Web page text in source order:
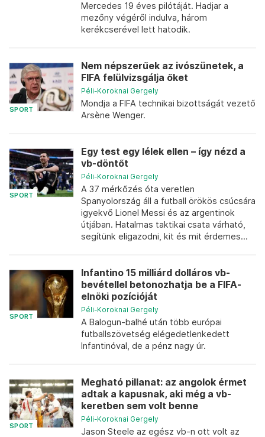
Mercedes 19 éves pilótáját. Hadjar a
mezőny végéről indulva, három
kerékcserével lett hatodik.
SPORT
Nem népszerűek az ivószünetek, a
FIFA felülvizsgálja őket
Péli-Koroknai Gergely
Mondja a FIFA technikai bizottságát vezető
Arsène Wenger.
SPORT
Egy test egy lélek ellen – így nézd a
vb-döntőt
Péli-Koroknai Gergely
A 37 mérkőzés óta veretlen
Spanyolország áll a futball örökös csúcsára
igyekvő Lionel Messi és az argentinok
útjában. Hatalmas taktikai csata várható,
segítünk eligazodni, kit és mit érdemes...
SPORT
Infantino 15 milliárd dolláros vb-
bevétellel betonozhatja be a FIFA-
elnöki pozícióját
Péli-Koroknai Gergely
A Balogun-balhé után több európai
futballszövetség elégedetlenkedett
Infantinóval, de a pénz nagy úr.
SPORT
Megható pillanat: az angolok érmet
adtak a kapusnak, aki még a vb-
keretben sem volt benne
Péli-Koroknai Gergely
Jason Steele az egész vb-n ott volt az